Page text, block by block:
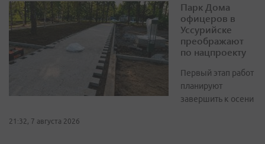
Парк Дома
офицеров в
Уссурийске
преображают
по нацпроекту
Первый этап работ
планируют
завершить к осени
21:32, 7 августа 2026